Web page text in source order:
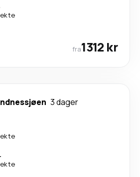
fra1312 kr
3 dager